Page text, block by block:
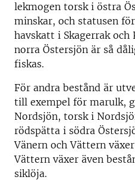
lekmogen torsk i östra
minskar, och statusen
havskatt i Skagerrak
norra Östersjön är så
fiskas.
För andra bestånd är
till exempel för marulk,
Nordsjön, torsk i
rödspätta i södra
Vänern och Vättern
Vättern växer även
siklöja.